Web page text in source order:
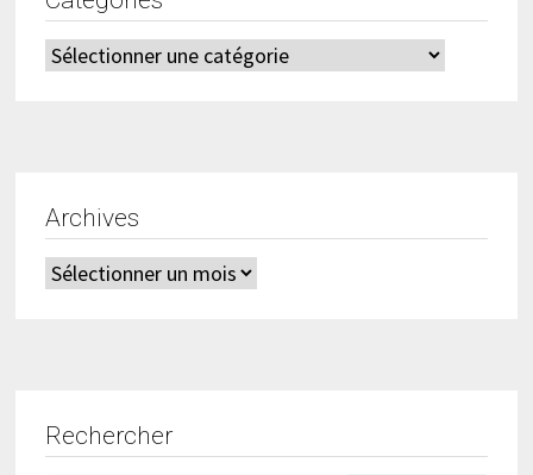
Catégories
Archives
Archives
Rechercher